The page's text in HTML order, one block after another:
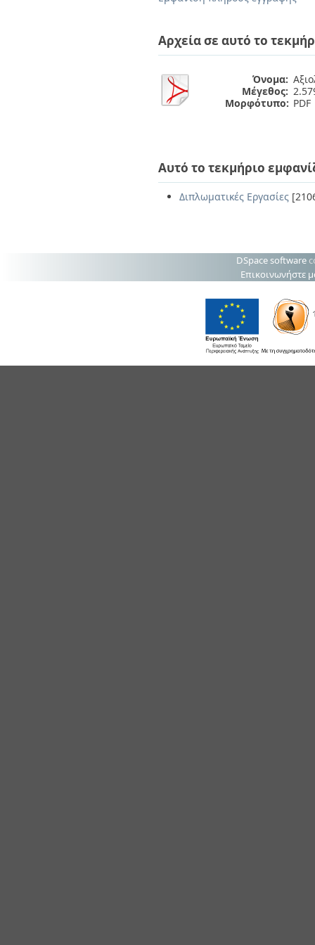
Αρχεία σε αυτό το
Όνομα:
Μέγεθος:
Μορφότυπο: PDF
Αυτό το τεκμήριο
Διπλωματικές Εργασίες
DSpace software
Επικοινωνήστε